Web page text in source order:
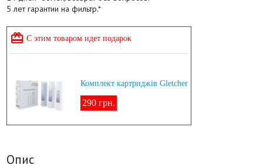
5 лет гарантии на фильтр.*
 С этим товаром идет подарок
Комплект картриджів Gletcher
290 грн.
Опис